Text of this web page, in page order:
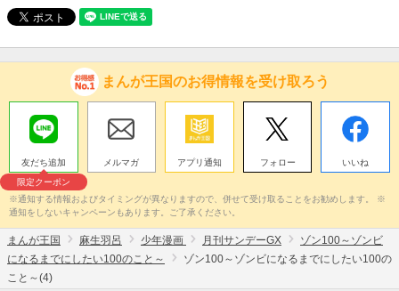
まんが王国のお得情報を受け取ろう
友だち追加
限定クーポン
メルマガ アプリ通知 フォロー いいね
※通知する情報およびタイミングが異なりますので、併せて受け取ることをお勧めします。 ※
通知をしないキャンペーンもあります。ご了承ください。
まんが王国 麻生羽呂 少年漫画 月刊サンデーGX
ゾン100～ゾンビ
になるまでにしたい100のこと～
ゾン100～ゾンビになるまでにしたい100の
こと～(4)